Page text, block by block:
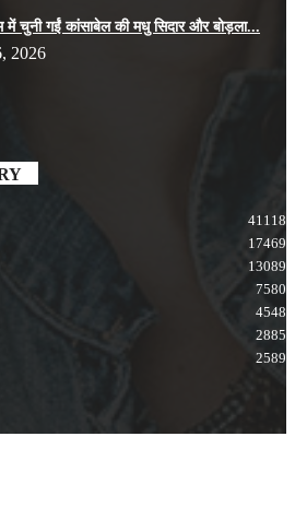
में चुनी गईं कांसाबेल की मधु सिदार और बोड़ला...
2026
41118
17469
13089
7580
4548
2885
2589